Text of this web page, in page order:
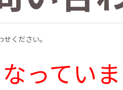
ください。
っていま